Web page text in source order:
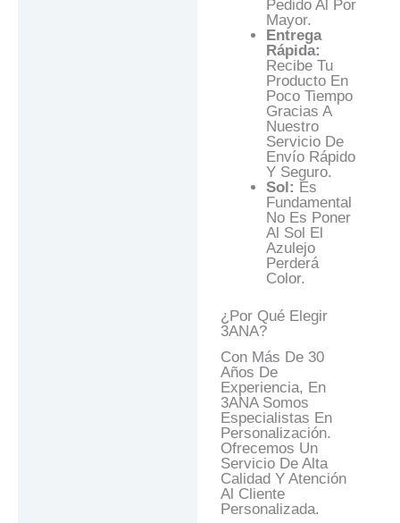
Pedido Al Por
Mayor.
Entrega
Rápida:
Recibe Tu
Producto En
Poco Tiempo
Gracias A
Nuestro
Servicio De
Envío Rápido
Y Seguro.
Sol: Es
Fundamental
No Es Poner
Al Sol El
Azulejo
Perderá
Color.
¿Por Qué Elegir
3ANA?
Con Más De 30
Años De
Experiencia, En
3ANA Somos
Especialistas En
Personalización.
Ofrecemos Un
Servicio De Alta
Calidad Y Atención
Al Cliente
Personalizada.